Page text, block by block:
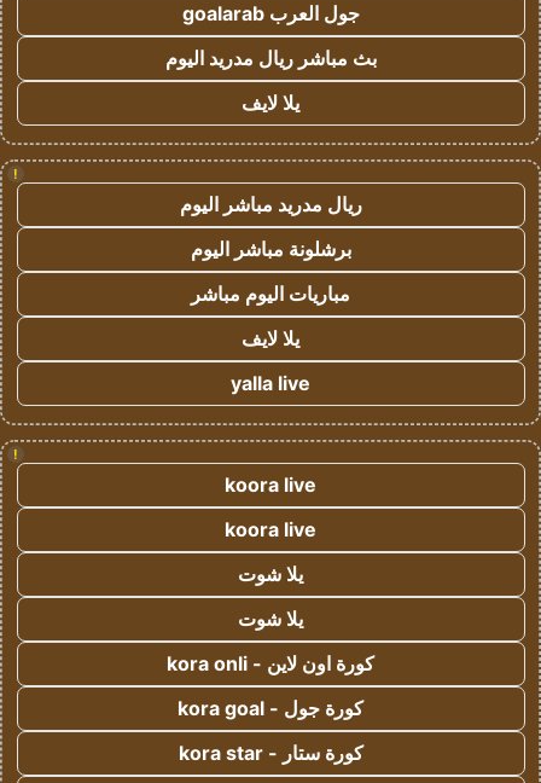
جول العرب goalarab
بث مباشر ريال مدريد اليوم
يلا لايف
!
ريال مدريد مباشر اليوم
برشلونة مباشر اليوم
مباريات اليوم مباشر
يلا لايف
yalla live
!
koora live
koora live
يلا شوت
يلا شوت
كورة اون لاين - kora onli
كورة جول - kora goal
كورة ستار - kora star